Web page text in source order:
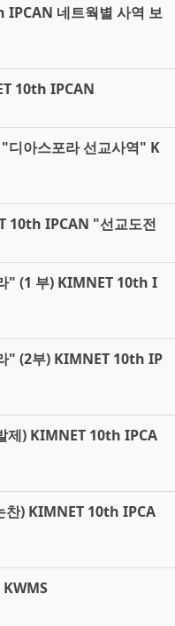
IPCAN 네트웍별 사역 보
10th IPCAN
디아스포라 선교사역" K
10th IPCAN "선교도전
" (1 부) KIMNET 10th I
" (2부) KIMNET 10th IP
제) KIMNET 10th IPCA
찬) KIMNET 10th IPCA